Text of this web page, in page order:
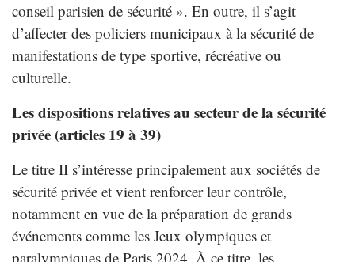
conseil parisien de sécurité ». En outre, il s’agit
d’affecter des policiers municipaux à la sécurité de
manifestations de type sportive, récréative ou
culturelle.
Les dispositions relatives au secteur de la sécurité
privée (articles 19 à 39)
Le titre II s’intéresse principalement aux sociétés de
sécurité privée et vient renforcer leur contrôle,
notamment en vue de la préparation de grands
événements comme les Jeux olympiques et
paralympiques de Paris 2024. À ce titre, les